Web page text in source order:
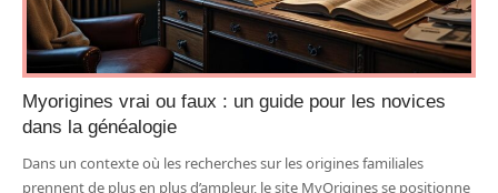
Myorigines vrai ou faux : un guide pour les novices
dans la généalogie
Dans un contexte où les recherches sur les origines familiales
prennent de plus en plus d’ampleur, le site MyOrigines se positionne